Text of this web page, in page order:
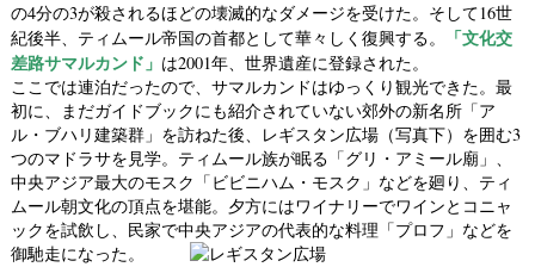
の4分の3が殺されるほどの壊滅的なダメージを受けた。そして16世
紀後半、ティムール帝国の首都として華々しく復興する。
「文化交
差路サマルカンド」 は2001年、世界遺産に登録された。
ここでは連泊だったので、サマルカンドはゆっくり観光できた。最
初に、まだガイドブックにも紹介されていない郊外の新名所「ア
ル・ブハリ建築群」を訪ねた後、レギスタン広場（写真下）を囲む3
つのマドラサを見学。ティムール族が眠る「グリ・アミール廟」、
中央アジア最大のモスク「ビビニハム・モスク」などを廻り、ティ
ムール朝文化の頂点を堪能。夕方にはワイナリーでワインとコニャ
ックを試飲し、民家で中央アジアの代表的な料理「プロフ」などを
御馳走になった。